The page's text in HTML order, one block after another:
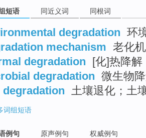
短语 同近义词 同根词
degradation 环
mechanism 老化
degradation [化]热降解
degradation 微生物
degradation
土壤退化；土
词组短语
例句 原声例句 权威例句